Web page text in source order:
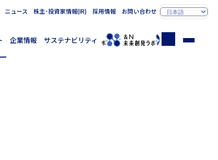
企業情報 サステナビリティ
ニュース 株主･投資家情報(IR) 採用情報 お問い合わせ